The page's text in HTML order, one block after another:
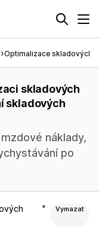
Optimalizace skladových
skladových
skladových
náklady,
po
Vymazat